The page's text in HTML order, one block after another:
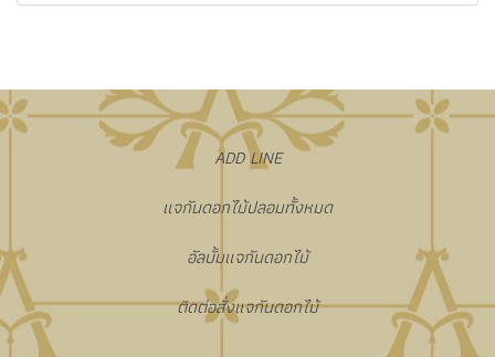
​ADD LINE
แจกันดอกไม้ปลอมทั้งหมด
อัลบั้มแจกันดอกไม้
ติดต่อสั่งแจกันดอกไม้